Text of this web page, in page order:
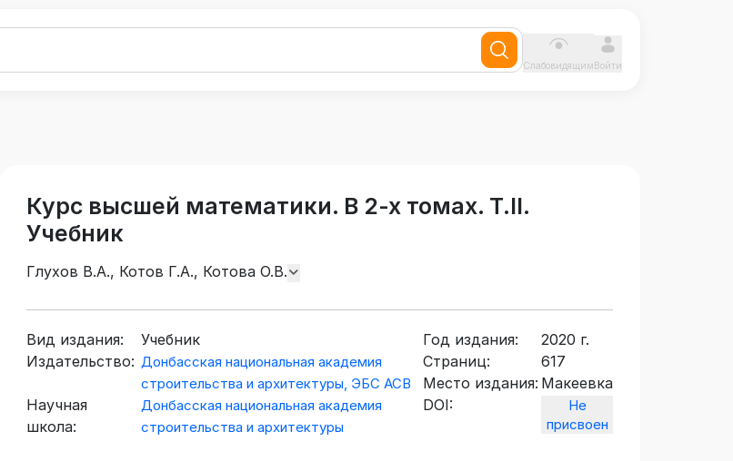
СлабовидящимВойти
Курс высшей математики. В 2-х томах. Т.II.
Учебник
Глухов В.А., Котов Г.А., Котова О.В.
Вид издания:
Учебник
Издательство: Донбасская национальная академия
строительства и архитектуры, ЭБС АСВ
Научная
школа:
Донбасская национальная академия
строительства и архитектуры
Год издания:
2020 г.
Страниц:
617
Место издания: Макеевка
DOI:
Не
присвоен